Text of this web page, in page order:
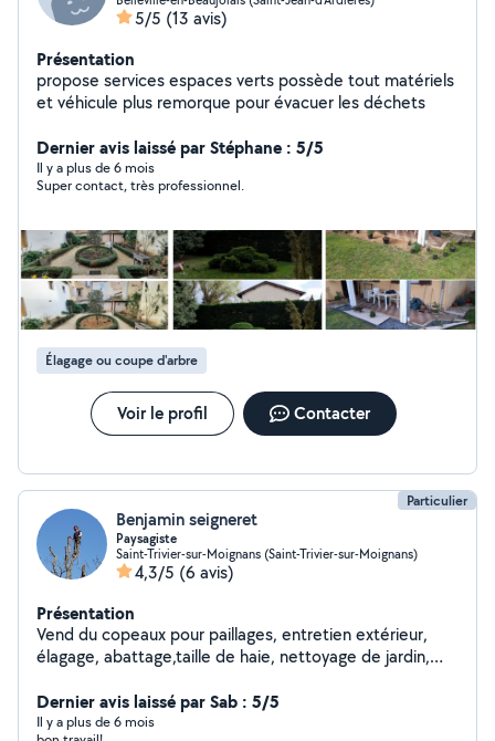
5/5 (13 avis)
Présentation
propose services espaces verts possède tout matériels
et véhicule plus remorque pour évacuer les déchets
Dernier avis laissé par Stéphane : 5/5
Il y a plus de 6 mois
Super contact, très professionnel.
Élagage ou coupe d'arbre
Voir le profil Contacter
Particulier
Benjamin seigneret
Paysagiste
Saint-Trivier-sur-Moignans (Saint-Trivier-sur-Moignans)
4,3/5 (6 avis)
Présentation
Vend du copeaux pour paillages, entretien extérieur,
élagage, abattage,taille de haie, nettoyage de jardin,
autres
Dernier avis laissé par Sab : 5/5
Il y a plus de 6 mois